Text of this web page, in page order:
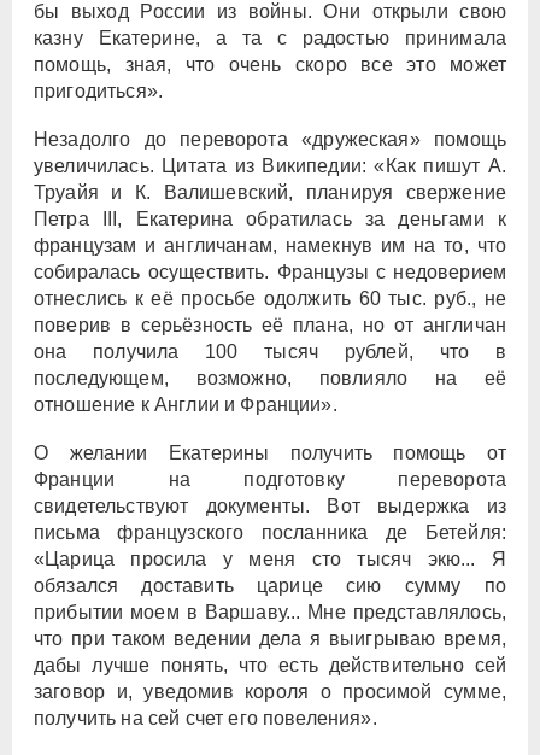
бы выход России из войны. Они открыли свою
казну Екатерине, а та с радостью принимала
помощь, зная, что очень скоро все это может
пригодиться».
Незадолго до переворота «дружеская» помощь
увеличилась. Цитата из Википедии: «Как пишут А.
Труайя и К. Валишевский, планируя свержение
Петра III, Екатерина обратилась за деньгами к
французам и англичанам, намекнув им на то, что
собиралась осуществить. Французы с недоверием
отнеслись к её просьбе одолжить 60 тыс. руб., не
поверив в серьёзность её плана, но от англичан
она получила 100 тысяч рублей, что в
последующем, возможно, повлияло на её
отношение к Англии и Франции».
О желании Екатерины получить помощь от
Франции на подготовку переворота
свидетельствуют документы. Вот выдержка из
письма французского посланника де Бетейля:
«Царица просила у меня сто тысяч экю... Я
обязался доставить царице сию сумму по
прибытии моем в Варшаву... Мне представлялось,
что при таком ведении дела я выигрываю время,
дабы лучше понять, что есть действительно сей
заговор и, уведомив короля о просимой сумме,
получить на сей счет его повеления».